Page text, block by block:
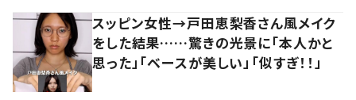
スッピン女性→戸田恵梨香さん風メイク
をした結果……驚きの光景に「本人かと
思った」「ベースが美しい」「似すぎ！！」